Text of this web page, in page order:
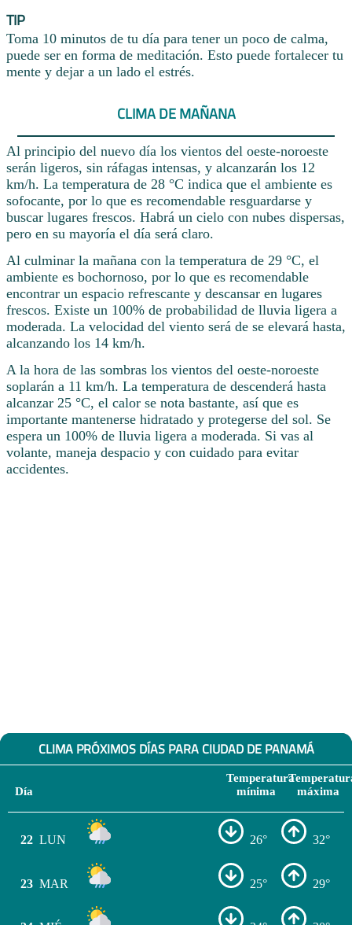
TIP
Toma 10 minutos de tu día para tener un poco de calma,
puede ser en forma de meditación. Esto puede fortalecer tu
mente y dejar a un lado el estrés.
CLIMA DE MAÑANA
Al principio del nuevo día los vientos del oeste-noroeste
serán ligeros, sin ráfagas intensas, y alcanzarán los 12
km/h. La temperatura de 28 °C indica que el ambiente es
sofocante, por lo que es recomendable resguardarse y
buscar lugares frescos. Habrá un cielo con nubes dispersas,
pero en su mayoría el día será claro.
Al culminar la mañana con la temperatura de 29 °C, el
ambiente es bochornoso, por lo que es recomendable
encontrar un espacio refrescante y descansar en lugares
frescos. Existe un 100% de probabilidad de lluvia ligera a
moderada. La velocidad del viento será de se elevará hasta,
alcanzando los 14 km/h.
A la hora de las sombras los vientos del oeste-noroeste
soplarán a 11 km/h. La temperatura de descenderá hasta
alcanzar 25 °C, el calor se nota bastante, así que es
importante mantenerse hidratado y protegerse del sol. Se
espera un 100% de lluvia ligera a moderada. Si vas al
volante, maneja despacio y con cuidado para evitar
accidentes.
CLIMA PRÓXIMOS DÍAS PARA CIUDAD DE PANAMÁ
Día
Temperatura
mínima
máxima
22 LUN 26° 32°
23 MAR 25° 29°